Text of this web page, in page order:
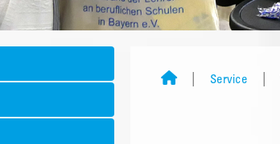
Service